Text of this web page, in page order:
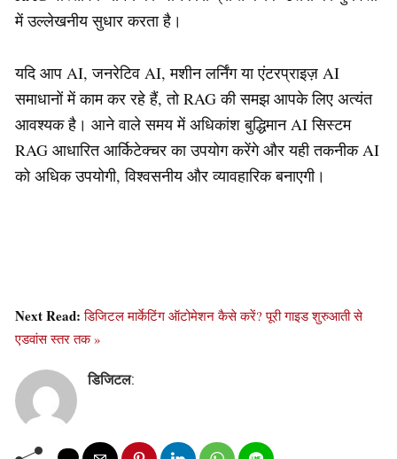
में उल्लेखनीय सुधार करता है।
यदि आप AI, जनरेटिव AI, मशीन लर्निंग या एंटरप्राइज़ AI
समाधानों में काम कर रहे हैं, तो RAG की समझ आपके लिए अत्यंत
आवश्यक है। आने वाले समय में अधिकांश बुद्धिमान AI सिस्टम
RAG आधारित आर्किटेक्चर का उपयोग करेंगे और यही तकनीक AI
को अधिक उपयोगी, विश्वसनीय और व्यावहारिक बनाएगी।
Next Read:डिजिटल मार्केटिंग ऑटोमेशन कैसे करें? पूरी गाइड शुरुआती से
एडवांस स्तर तक »
डिजिटल: